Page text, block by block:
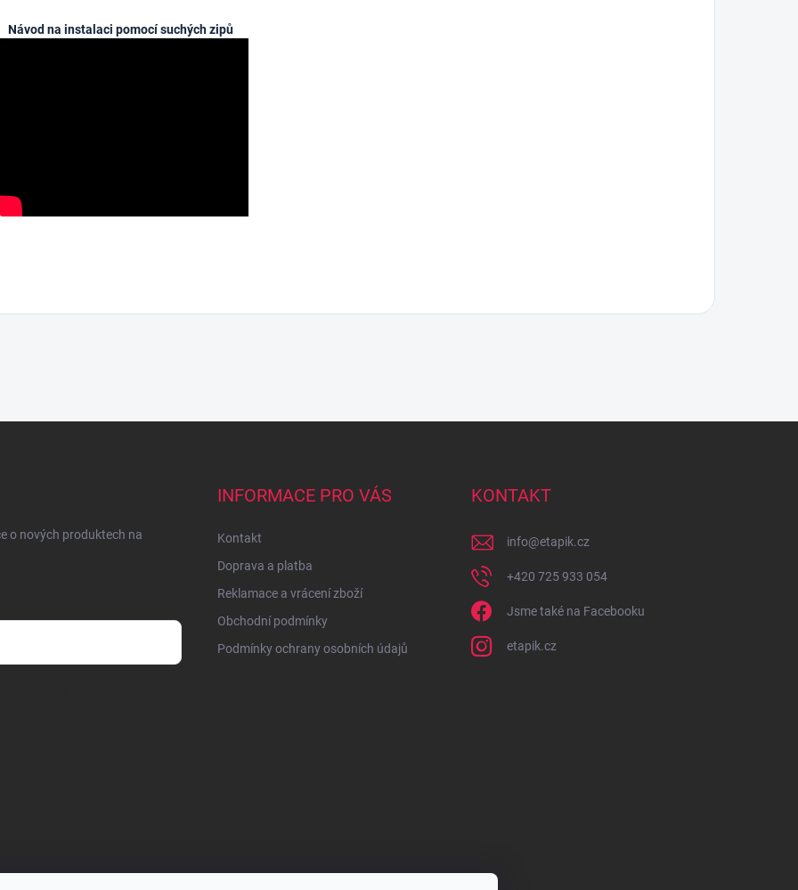
Návod na instalaci pomocí suchých zipů
o nových produktech na
INFORMACE PRO VÁS
Kontakt
Doprava a platba
Reklamace a vrácení zboží
Obchodní podmínky
Podmínky ochrany osobních údajů
KONTAKT
info@etapik.cz
+420 725 933 054
Jsme také na Facebooku
etapik.cz